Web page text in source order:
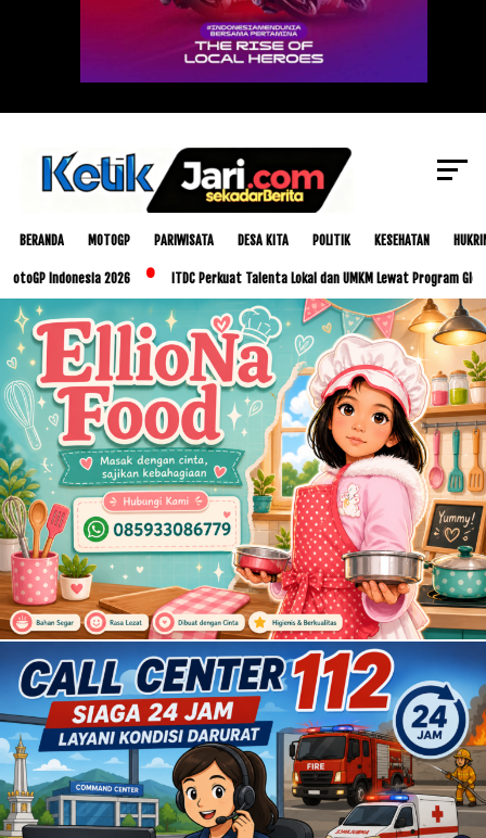
BERANDA MOTOGP PARIWISATA DESA KITA POLITIK KESEHATAN
2026 ITDC Perkuat Talenta Lokal dan UMKM Lewat Program Glorious Golo